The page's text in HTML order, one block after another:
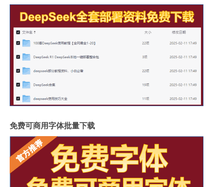
免费可商用字体批量下载